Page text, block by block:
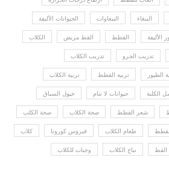
الببغاء الببغاوات الحيوانات الأليفة
الأليفة القطط القط مريض الكلاب
تدريب الجرو تدريب الكلاب
الطيور تربية القطط تربية الكلاب
الكلبة حيوانات لا تنام خيول السباق
شعر القطط صحة الكلاب صحة الكلب
طعام الكلاب فيروس كورونا كلاب
نباح الكلاب وجبات للكلاب